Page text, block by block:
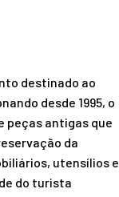
destinado ao
desde 1995, o
peças antigas que
da
utensílios e
do turista